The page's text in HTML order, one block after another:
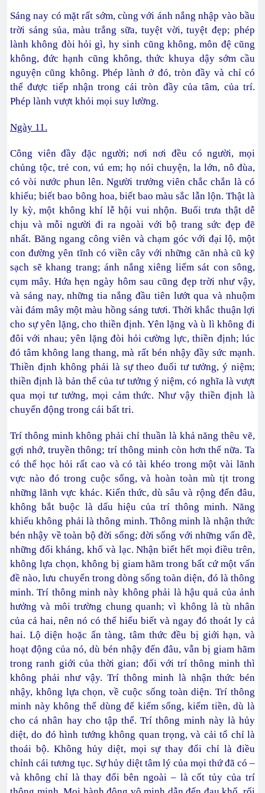
Sáng nay có mặt rất sớm, cùng với ánh nắng nhập vào bầu
trời sáng sủa, màu trắng sữa, tuyệt vời, tuyệt đẹp; phép
lành không đòi hỏi gì, hy sinh cũng không, môn đệ cũng
không, đức hạnh cũng không, thức khuya dậy sớm cầu
nguyện cũng không. Phép lành ở đó, tròn đầy và chỉ có
thể được tiếp nhận trong cái tròn đầy của tâm, của trí.
Phép lành vượt khỏi mọi suy lường.
Ngày 11.
Công viên đầy đặc người; nơi nơi đều có người, mọi
chủng tộc, trẻ con, vú em; họ nói chuyện, la lớn, nô đùa,
có vòi nước phun lên. Người trưởng viên chắc chắn là có
khiếu; biết bao bông hoa, biết bao màu sắc lẫn lộn. Thật là
ly kỳ, một không khí lễ hội vui nhộn. Buổi trưa thật dễ
chịu và mỗi người đi ra ngoài với bộ trang sức đẹp đẽ
nhất. Băng ngang công viên và chạm góc với đại lộ, một
con đường yên tĩnh có viền cây với những căn nhà cũ kỹ
sạch sẽ khang trang; ánh nắng xiêng liếm sát con sông,
cụm mây. Hứa hẹn ngày hôm sau cũng đẹp trời như vậy,
và sáng nay, những tia nắng đầu tiên lướt qua và nhuộm
vài đám mây một màu hồng sáng tươi. Thời khắc thuận lợi
cho sự yên lặng, cho thiền định. Yên lặng và ù lì không đi
đôi với nhau; yên lặng đòi hỏi cường lực, thiền định; lúc
đó tâm không lang thang, mà rất bén nhậy đầy sức mạnh.
Thiền định không phải là sự theo đuổi tư tưởng, ý niệm;
thiền định là bản thể của tư tưởng ý niệm, có nghĩa là vượt
qua mọi tư tưởng, mọi cảm thức. Như vậy thiền định là
chuyển động trong cái bất tri.
Trí thông minh không phải chỉ thuần là khả năng thêu vẽ,
gợi nhớ, truyền thông; trí thông minh còn hơn thế nữa. Ta
có thể học hỏi rất cao và có tài khéo trong một vài lãnh
vực nào đó trong cuộc sống, và hoàn toàn mù tịt trong
những lãnh vực khác. Kiến thức, dù sâu và rộng đến đâu,
không bắt buộc là dấu hiệu của trí thông minh. Năng
khiếu không phải là thông minh. Thông minh là nhận thức
bén nhậy về toàn bộ đời sống; đời sống với những vấn đề,
những đối kháng, khổ và lạc. Nhận biết hết mọi điều trên,
không lựa chọn, không bị giam hãm trong bất cứ một vấn
đề nào, lưu chuyển trong dòng sống toàn diện, đó là thông
minh. Trí thông minh này không phải là hậu quả của ảnh
hưởng và môi trường chung quanh; vì không là tù nhân
của cả hai, nên nó có thể hiểu biết và ngay đó thoát ly cả
hai. Lộ diện hoặc ẩn tàng, tâm thức đều bị giới hạn, và
hoạt động của nó, dù bén nhậy đến đâu, vẫn bị giam hãm
trong ranh giới của thời gian; đối với trí thông minh thì
không phải như vậy. Trí thông minh là nhận thức bén
nhậy, không lựa chọn, về cuộc sống toàn diện. Trí thông
minh này không thể dùng để kiếm sống, kiếm tiền, dù là
cho cá nhân hay cho tập thể. Trí thông minh này là hủy
diệt, do đó hình tướng không quan trọng, và cải tổ chỉ là
thoái bộ. Không hủy diệt, mọi sự thay đổi chỉ là điều
chỉnh cái tương tục. Sự hủy diệt tâm lý của mọi thứ đã có –
và không chỉ là thay đổi bên ngoài – là cốt tủy của trí